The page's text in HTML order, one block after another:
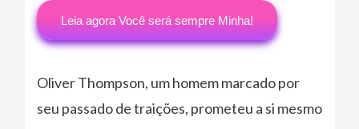
Leia agora Você será sempre Minha!
Oliver Thompson, um homem marcado por
seu passado de traições, prometeu a si mesmo